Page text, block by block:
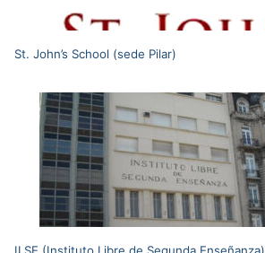
St. John’s School (sede Pilar)